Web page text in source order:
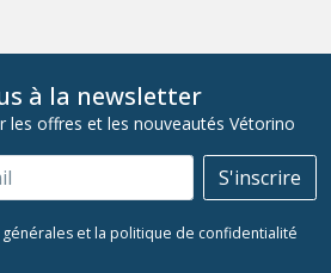
à la newsletter
les offres et les nouveautés Vétorino
S'inscrire
et la politique de confidentialité